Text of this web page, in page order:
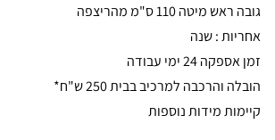
גובה ראש מיטה 110 ס"מ מהריצפה
אחריות : שנה
זמן אספקה 24 ימי עבודה
הובלה והרכבה למרכיב בבית 250 ש"ח*
קיימות מידות נוספות